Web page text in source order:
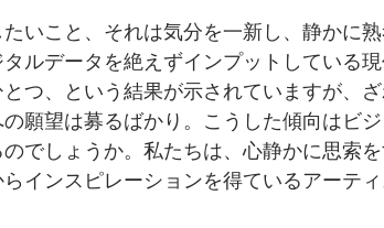
たいこと、 それは気分を一新し、 静かに
ルデータを絶えずインプットしている
つ、という 結果が示されていますが、
の願望は募るばかり。 こうした傾向は ビ
でしょうか。 私たちは、心静かに思索を
インスピレーションを得ているアーテ